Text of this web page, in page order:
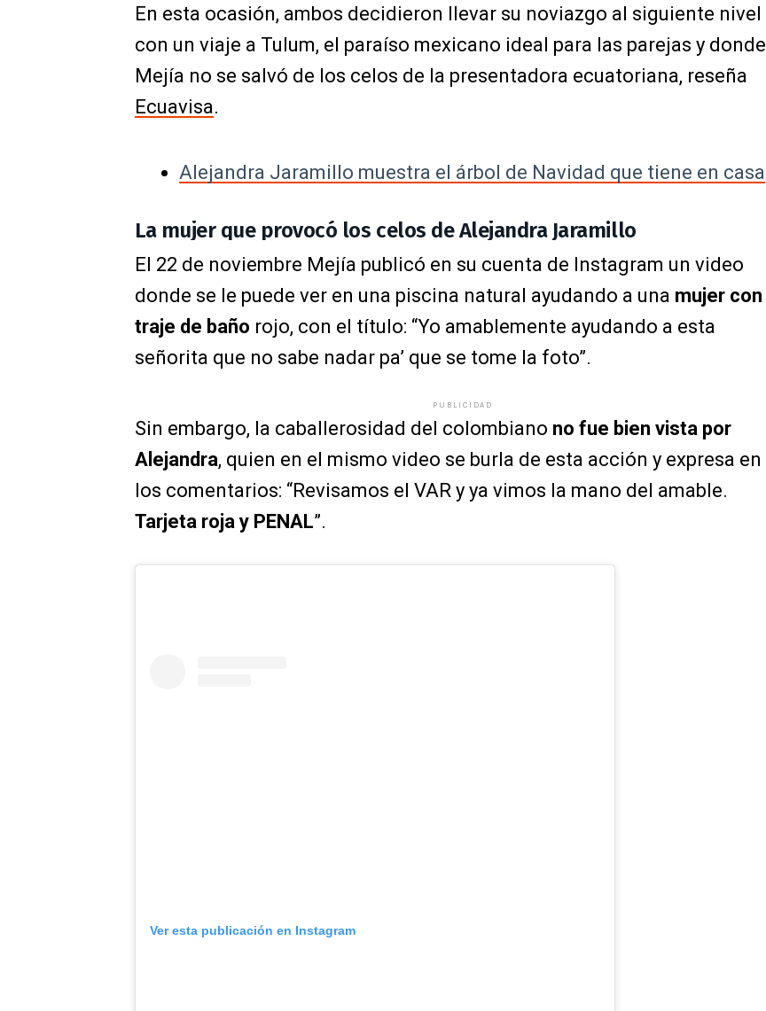
En esta ocasión, ambos decidieron llevar su noviazgo al siguiente nivel
con un viaje a Tulum, el paraíso mexicano ideal para las parejas y donde
Mejía no se salvó de los celos de la presentadora ecuatoriana, reseña
Ecuavisa.
Alejandra Jaramillo muestra el árbol de Navidad que tiene en casa
La mujer que provocó los celos de Alejandra Jaramillo
El 22 de noviembre Mejía publicó en su cuenta de Instagram un video
donde se le puede ver en una piscina natural ayudando a una mujer con
traje de baño rojo, con el título: “Yo amablemente ayudando a esta
señorita que no sabe nadar pa’ que se tome la foto”.
PUBLICIDAD
Sin embargo, la caballerosidad del colombiano no fue bien vista por
Alejandra, quien en el mismo video se burla de esta acción y expresa en
los comentarios: “Revisamos el VAR y ya vimos la mano del amable.
Tarjeta roja y PENAL”.
Ver esta publicación en Instagram